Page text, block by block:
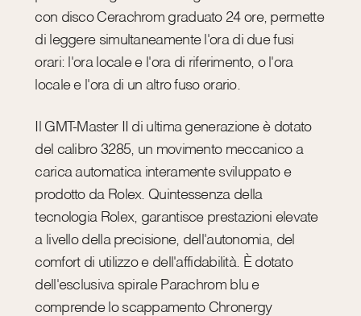
con disco Cerachrom graduato 24 ore, permette
di leggere simultaneamente l'ora di due fusi
orari: l'ora locale e l'ora di riferimento, o l'ora
locale e l'ora di un altro fuso orario.
Il GMT-Master II di ultima generazione è dotato
del calibro 3285, un movimento meccanico a
carica automatica interamente sviluppato e
prodotto da Rolex. Quintessenza della
tecnologia Rolex, garantisce prestazioni elevate
a livello della precisione, dell'autonomia, del
comfort di utilizzo e dell'affidabilità. È dotato
dell'esclusiva spirale Parachrom blu e
comprende lo scappamento Chronergy